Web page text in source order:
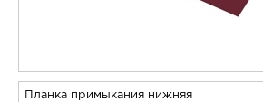
Планка примыкания нижняя